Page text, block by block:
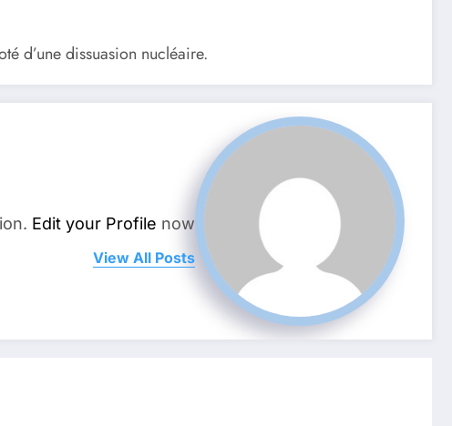
d’une dissuasion nucléaire.
Edit your Profile now.
View All Posts